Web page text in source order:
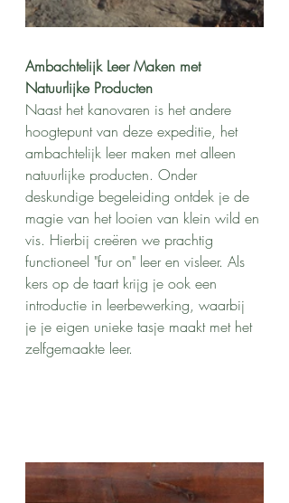
Ambachtelijk Leer Maken met
Natuurlijke Producten
Naast het kanovaren is het andere
hoogtepunt van deze expeditie, het
ambachtelijk leer maken met alleen
natuurlijke producten. Onder
deskundige begeleiding ontdek je de
magie van het looien van klein wild en
vis. Hierbij creëren we prachtig
functioneel "fur on" leer en visleer. Als
kers op de taart krijg je ook een
introductie in leerbewerking, waarbij
je je eigen unieke tasje maakt met het
zelfgemaakte leer.